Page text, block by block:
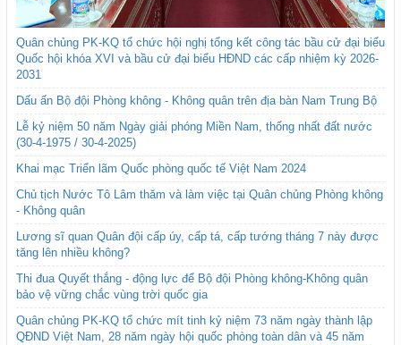
Quân chủng PK-KQ tổ chức hội nghị tổng kết công tác bầu cử đại biểu
Quốc hội khóa XVI và bầu cử đại biểu HĐND các cấp nhiệm kỳ 2026-
2031
Dấu ấn Bộ đội Phòng không - Không quân trên địa bàn Nam Trung Bộ
Lễ kỷ niệm 50 năm Ngày giải phóng Miền Nam, thống nhất đất nước
(30-4-1975 / 30-4-2025)
Khai mạc Triển lãm Quốc phòng quốc tế Việt Nam 2024
Chủ tịch Nước Tô Lâm thăm và làm việc tại Quân chủng Phòng không
- Không quân
Lương sĩ quan Quân đội cấp úy, cấp tá, cấp tướng tháng 7 này được
tăng lên nhiều không?
Thi đua Quyết thắng - động lực để Bộ đội Phòng không-Không quân
bảo vệ vững chắc vùng trời quốc gia
Quân chủng PK-KQ tổ chức mít tinh kỷ niệm 73 năm ngày thành lập
QĐND Việt Nam, 28 năm ngày hội quốc phòng toàn dân và 45 năm